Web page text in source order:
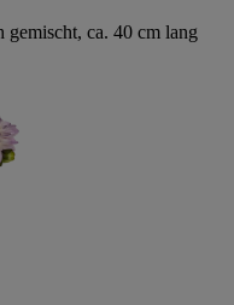
ca. 40 cm lang